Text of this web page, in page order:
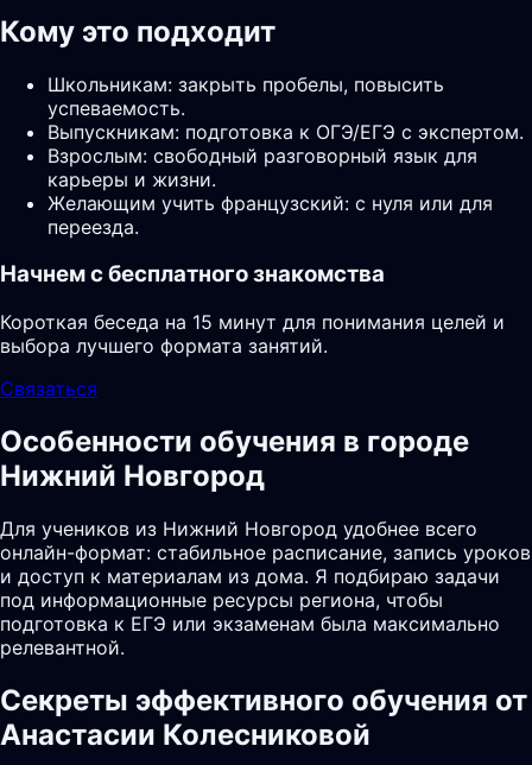
Кому это подходит
Школьникам: закрыть пробелы, повысить
успеваемость.
Выпускникам: подготовка к ОГЭ/ЕГЭ с экспертом.
Взрослым: свободный разговорный язык для
карьеры и жизни.
Желающим учить французский: с нуля или для
переезда.
Начнем с бесплатного знакомства
Короткая беседа на 15 минут для понимания целей и
выбора лучшего формата занятий.
Связаться
Особенности обучения в городе
Нижний Новгород
Для учеников из Нижний Новгород удобнее всего
онлайн-формат: стабильное расписание, запись уроков
и доступ к материалам из дома. Я подбираю задачи
под информационные ресурсы региона, чтобы
подготовка к ЕГЭ или экзаменам была максимально
релевантной.
Секреты эффективного обучения от
Анастасии Колесниковой